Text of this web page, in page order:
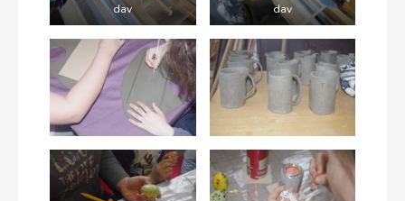
dav dav